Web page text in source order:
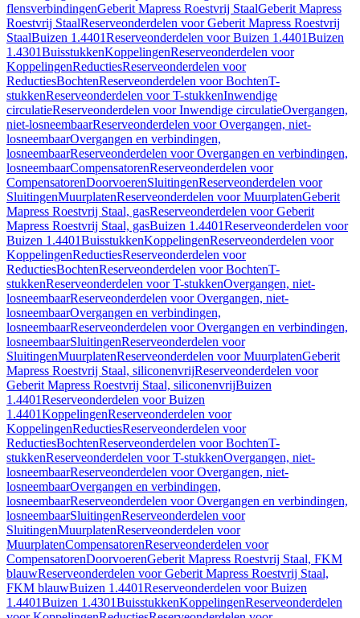
flensverbindingenGeberit Mapress Roestvrij StaalGeberit Mapress
Roestvrij StaalReserveonderdelen voor Geberit Mapress Roestvrij
StaalBuizen 1.4401Reserveonderdelen voor Buizen 1.4401Buizen
1.4301BuisstukkenKoppelingenReserveonderdelen voor
KoppelingenReductiesReserveonderdelen voor
ReductiesBochtenReserveonderdelen voor BochtenT-
stukkenReserveonderdelen voor T-stukkenInwendige
circulatieReserveonderdelen voor Inwendige circulatieOvergangen,
niet-losneembaarReserveonderdelen voor Overgangen, niet-
losneembaarOvergangen en verbindingen,
losneembaarReserveonderdelen voor Overgangen en verbindingen,
losneembaarCompensatorenReserveonderdelen voor
CompensatorenDoorvoerenSluitingenReserveonderdelen voor
SluitingenMuurplatenReserveonderdelen voor MuurplatenGeberit
Mapress Roestvrij Staal, gasReserveonderdelen voor Geberit
Mapress Roestvrij Staal, gasBuizen 1.4401Reserveonderdelen voor
Buizen 1.4401BuisstukkenKoppelingenReserveonderdelen voor
KoppelingenReductiesReserveonderdelen voor
ReductiesBochtenReserveonderdelen voor BochtenT-
stukkenReserveonderdelen voor T-stukkenOvergangen, niet-
losneembaarReserveonderdelen voor Overgangen, niet-
losneembaarOvergangen en verbindingen,
losneembaarReserveonderdelen voor Overgangen en verbindingen,
losneembaarSluitingenReserveonderdelen voor
SluitingenMuurplatenReserveonderdelen voor MuurplatenGeberit
Mapress Roestvrij Staal, siliconenvrijReserveonderdelen voor
Geberit Mapress Roestvrij Staal, siliconenvrijBuizen
1.4401Reserveonderdelen voor Buizen
1.4401KoppelingenReserveonderdelen voor
KoppelingenReductiesReserveonderdelen voor
ReductiesBochtenReserveonderdelen voor BochtenT-
stukkenReserveonderdelen voor T-stukkenOvergangen, niet-
losneembaarReserveonderdelen voor Overgangen, niet-
losneembaarOvergangen en verbindingen,
losneembaarReserveonderdelen voor Overgangen en verbindingen,
losneembaarSluitingenReserveonderdelen voor
SluitingenMuurplatenReserveonderdelen voor
MuurplatenCompensatorenReserveonderdelen voor
CompensatorenDoorvoerenGeberit Mapress Roestvrij Staal, FKM
blauwReserveonderdelen voor Geberit Mapress Roestvrij Staal,
FKM blauwBuizen 1.4401Reserveonderdelen voor Buizen
1.4401Buizen 1.4301BuisstukkenKoppelingenReserveonderdelen